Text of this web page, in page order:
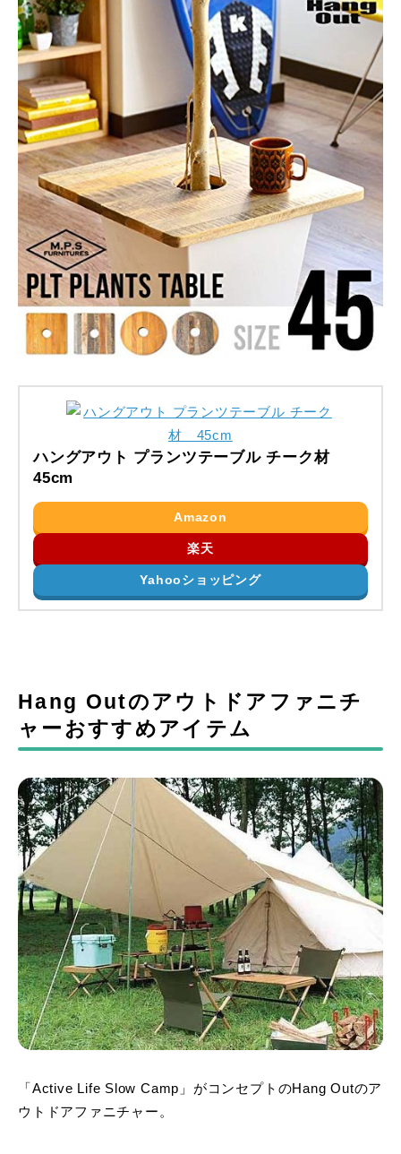
ハングアウト プランツテーブル チーク材
45cm
Amazon
楽天
Yahooショッピング
Hang Outのアウトドアファニチ
ャーおすすめアイテム
「Active Life Slow Camp」がコンセプトのHang Outのア
ウトドアファニチャー。